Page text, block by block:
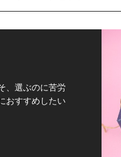
、選ぶのに苦労
おすすめしたい